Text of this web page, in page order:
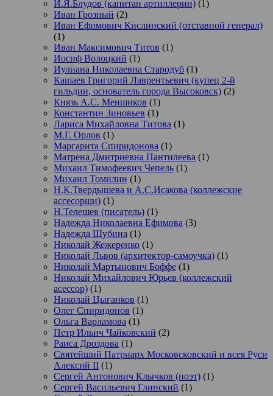
И.Я.Блудов (капитан артиллерии) (1)
Иван Грозный (2)
Иван Ефимович Кислинский (отставной генерал)
(1)
Иван Максимович Титов (1)
Иосиф Волоцкий (1)
Иулиана Николаевна Стародуб (1)
Кашаев Григорий Лаврентьевич (купец 2-й
гильдии, основатель города Высоковск) (2)
Князь А.С. Меншиков (1)
Константин Зиновьев (1)
Лариса Михайловна Титова (1)
М.Г. Орлов (1)
Маргарита Спиридонова (1)
Матрена Дмитриевна Пантилеева (1)
Михаил Тимофеевич Чепель (1)
Михаил Томилин (1)
Н.К.Твердышева и А.С.Исакова (коллежские
ассесорши) (1)
Н.Телешев (писатель) (1)
Надежда Николаевна Ефимова (3)
Надежда Шубина (1)
Николай Жежеренко (1)
Николай Львов (архитектор-самоучка) (1)
Николай Мартынович Боффе (1)
Николай Михайлович Юрьев (коллежский
асессор) (1)
Николай Цыганков (1)
Олег Спиридонов (1)
Ольга Варламова (1)
Петр Ильич Чайковский (2)
Раиса Дроздова (1)
Святейший Патриарх Московсковский и всея Руси
Алексий II (1)
Сергей Антонович Клычков (поэт) (1)
Сергей Васильевич Глинский (1)